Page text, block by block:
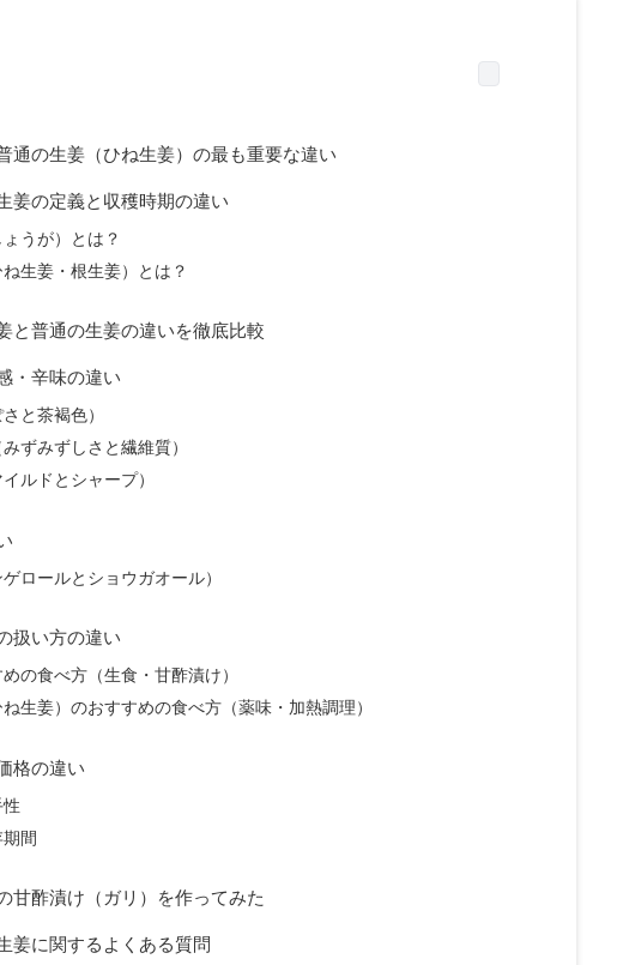
通の生姜（ひね生姜）の最も重要な違い
姜の定義と収穫時期の違い
うが）とは？
生姜・根生姜）とは？
と普通の生姜の違いを徹底比較
・辛味の違い
と茶褐色）
ずみずしさと繊維質）
ルドとシャープ）
ロールとショウガオール）
扱い方の違い
の食べ方（生食・甘酢漬け）
生姜）のおすすめの食べ方（薬味・加熱調理）
格の違い
間
甘酢漬け（ガリ）を作ってみた
姜に関するよくある質問